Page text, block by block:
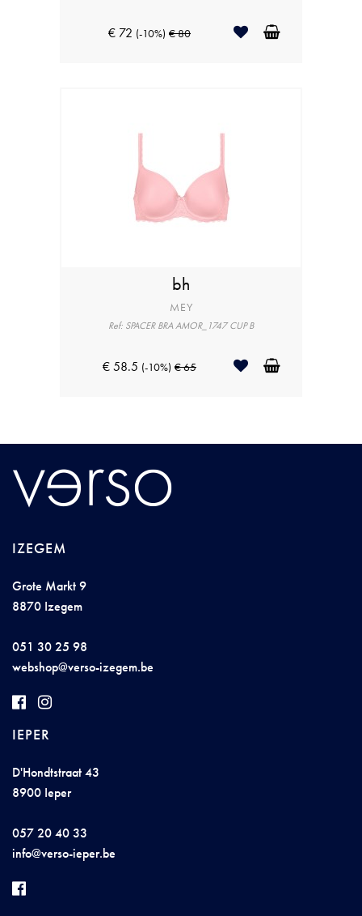
€ 72 (-10%) € 80
bh
MEY
Ref: SPACER BRA AMOR_1747 CUP B
€ 58.5 (-10%) € 65
IZEGEM
Grote Markt 9
8870 Izegem
051 30 25 98
webshop@verso-izegem.be
IEPER
D'Hondtstraat 43
8900 Ieper
057 20 40 33
info@verso-ieper.be